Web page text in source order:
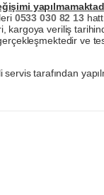
0533 030 82 13
kargoya veriliş
ve
tarafından